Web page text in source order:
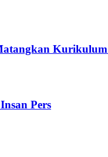
Pers